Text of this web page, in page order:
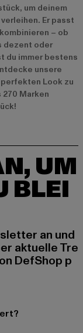
um deinem
Er passt
– ob
dezent oder
du immer bestens
unsere
Look zu
Marken
UM
BLEI
an und
aktuelle Tre
DefShop p